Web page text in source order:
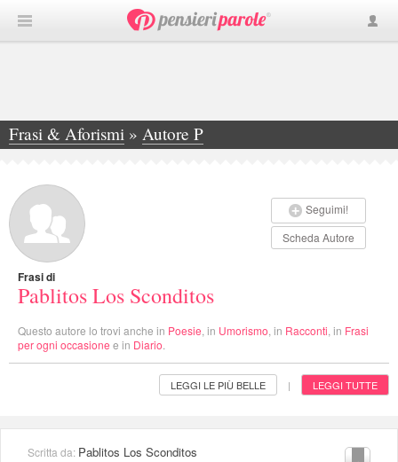
Frasi & Aforismi » Autore P
»Pablitos Los Sconditos
Seguimi!
Scheda Autore
Frasi di
Pablitos Los Sconditos
Questo autore lo trovi anche in Poesie , in Umorismo , in Racconti , in Frasi
per ogni occasione e in Diario
LEGGI LE PIÙ BELLE | LEGGI TUTTE
Scritta da: Pablitos Los Sconditos